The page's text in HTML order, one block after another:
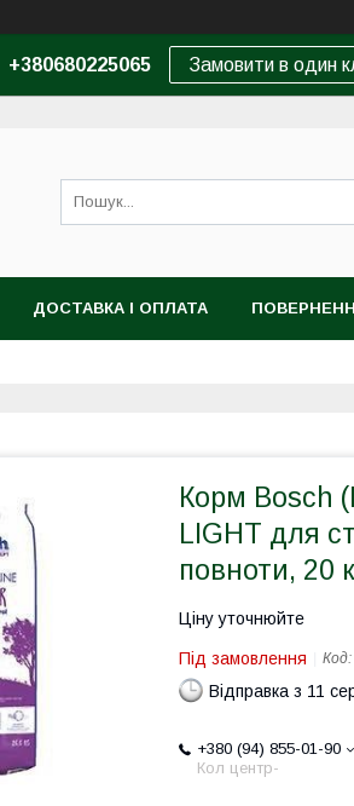
+380680225065 Замовити в один
ДОСТАВКА І ОПЛАТА
Корм Bosch
LIGHT для
повноти, 20
Ціну уточнюйте
Під замовлення Код:
Відправка з 11
+380 (94) 855-01-90
Кол центр-